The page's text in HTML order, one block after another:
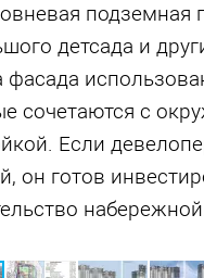
детсада и
фасада
сочетаются с
Если
он готов